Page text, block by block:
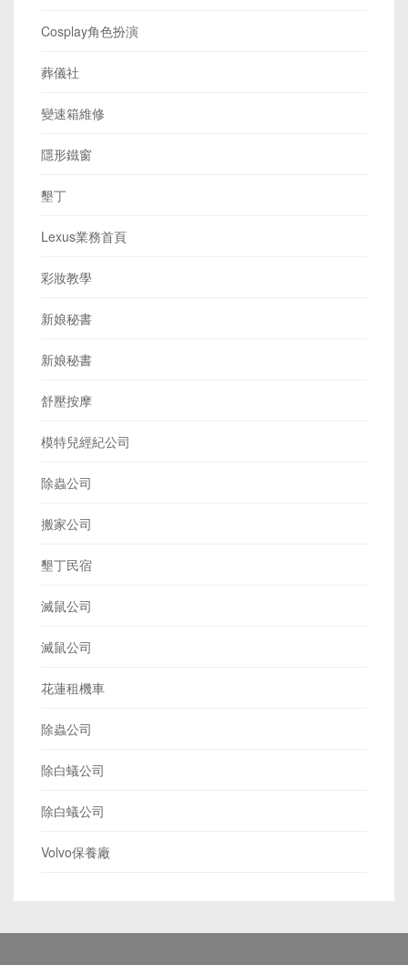
Cosplay角色扮演
葬儀社
變速箱維修
隱形鐵窗
墾丁
Lexus業務首頁
彩妝教學
新娘秘書
新娘秘書
舒壓按摩
模特兒經紀公司
除蟲公司
搬家公司
墾丁民宿
滅鼠公司
滅鼠公司
花蓮租機車
除蟲公司
除白蟻公司
除白蟻公司
Volvo保養廠